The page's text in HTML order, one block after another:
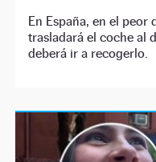
En España, en el peor
trasladará el coche al
deberá ir a recogerlo.